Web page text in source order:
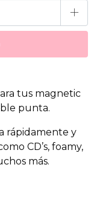
+
tus magnetic
punta.
rápidamente y
CD’s, foamy,
más.